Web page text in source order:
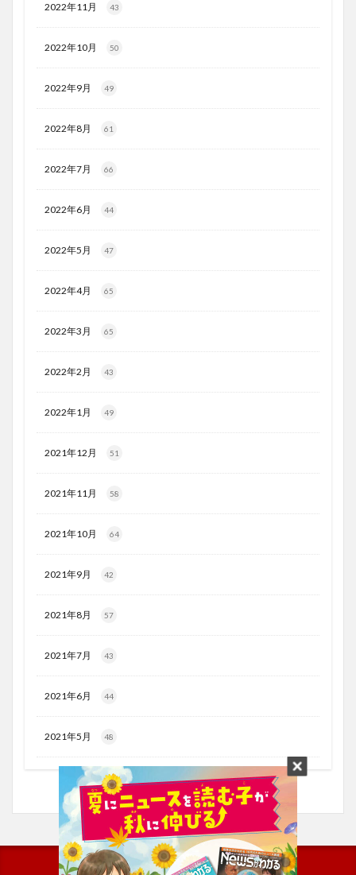
2022年11月 43
2022年10月 50
2022年9月 49
2022年8月 61
2022年7月 66
2022年6月 44
2022年5月 47
2022年4月 65
2022年3月 65
2022年2月 43
2022年1月 49
2021年12月 51
2021年11月 58
2021年10月 64
2021年9月 42
2021年8月 57
2021年7月 43
2021年6月 44
2021年5月 48